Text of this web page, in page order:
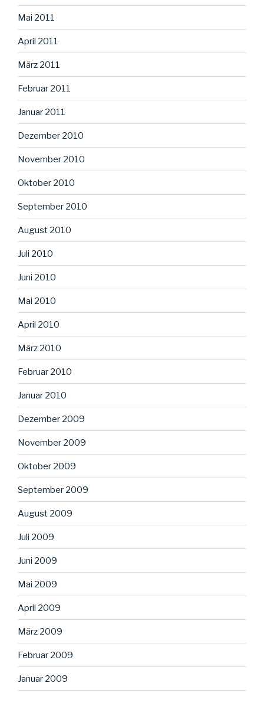
Mai 2011
April 2011
März 2011
Februar 2011
Januar 2011
Dezember 2010
November 2010
Oktober 2010
September 2010
August 2010
Juli 2010
Juni 2010
Mai 2010
April 2010
März 2010
Februar 2010
Januar 2010
Dezember 2009
November 2009
Oktober 2009
September 2009
August 2009
Juli 2009
Juni 2009
Mai 2009
April 2009
März 2009
Februar 2009
Januar 2009